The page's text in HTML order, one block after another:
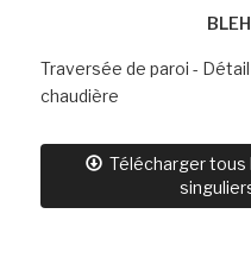
Traversée de paroi -
chaudière
Télécharger tous